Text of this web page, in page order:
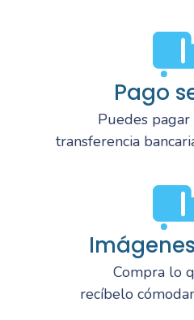
Pago
Puedes pagar
transferencia
Compra lo
recíbelo